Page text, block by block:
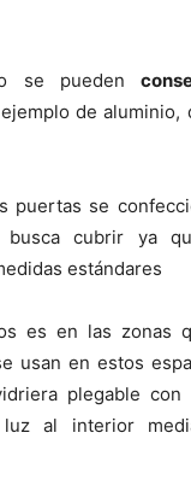
se pueden
de aluminio,
puertas se
busca cubrir ya
estándares
es en las zonas
usan en estos
plegable
al interior